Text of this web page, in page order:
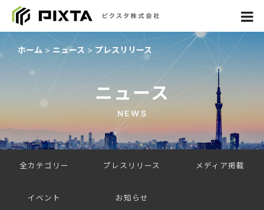
ホーム ニュース プレスリリース
ニュース
NEWS
全カテゴリー プレスリリース メディア掲載
イベント お知らせ